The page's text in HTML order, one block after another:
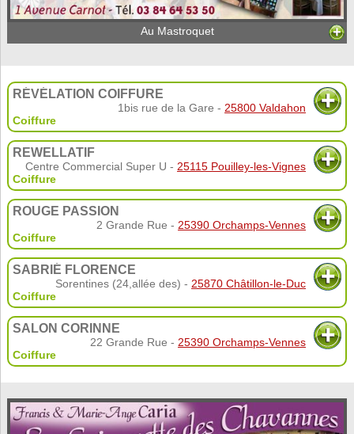
Au Mastroquet
RÉVÉLATION COIFFURE
1bis rue de la Gare -25800 Valdahon
Coiffure
REWELLATIF
Centre Commercial Super U -25115 Pouilley-les-Vignes
Coiffure
ROUGE PASSION
2 Grande Rue -25390 Orchamps-Vennes
Coiffure
SABRIÉ FLORENCE
Sorentines (24,allée des) -25870 Châtillon-le-Duc
Coiffure
SALON CORINNE
22 Grande Rue -25390 Orchamps-Vennes
Coiffure